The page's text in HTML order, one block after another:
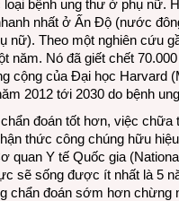
bệnh ung thư ở phụ nữ.
nhất ở Ấn Độ (nước
nữ). Theo một nghiên cứu
năm. Nó đã giết chết
cộng của Đại học Harvard
2012 tới 2030 do bệnh
đoán tốt hơn, việc
thức công chúng hữu
quan Y tế Quốc gia
sẽ sống được ít nhất là 5
chẩn đoán sớm hơn chừng